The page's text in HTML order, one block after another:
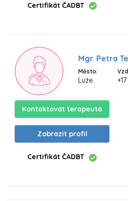
Certifikát ČADBT
Mgr. Petra
Město:
Luže
Kontaktovat terapeuta
Zobrazit profil
Certifikát ČADBT